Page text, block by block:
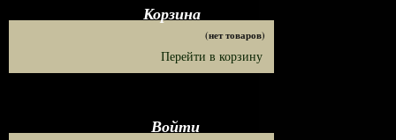
Корзина
(нет товаров)
Перейти в корзину
Войти